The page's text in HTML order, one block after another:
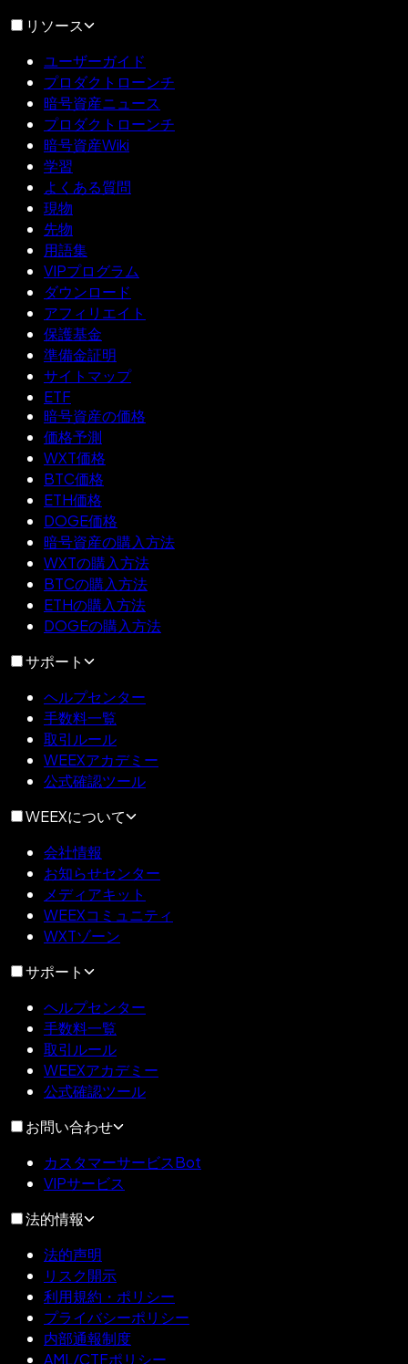
リソース
ユーザーガイド
プロダクトローンチ
暗号資産ニュース
プロダクトローンチ
暗号資産Wiki
学習
よくある質問
現物
先物
用語集
VIPプログラム
ダウンロード
アフィリエイト
保護基金
準備金証明
サイトマップ
ETF
暗号資産の価格
価格予測
WXT価格
BTC価格
ETH価格
DOGE価格
暗号資産の購入方法
WXTの購入方法
BTCの購入方法
ETHの購入方法
DOGEの購入方法
サポート
ヘルプセンター
手数料一覧
取引ルール
WEEXアカデミー
公式確認ツール
WEEXについて
会社情報
お知らせセンター
メディアキット
WEEXコミュニティ
WXTゾーン
サポート
ヘルプセンター
手数料一覧
取引ルール
WEEXアカデミー
公式確認ツール
お問い合わせ
カスタマーサービスBot
VIPサービス
法的情報
法的声明
リスク開示
利用規約・ポリシー
プライバシーポリシー
内部通報制度
AML/CTFポリシー